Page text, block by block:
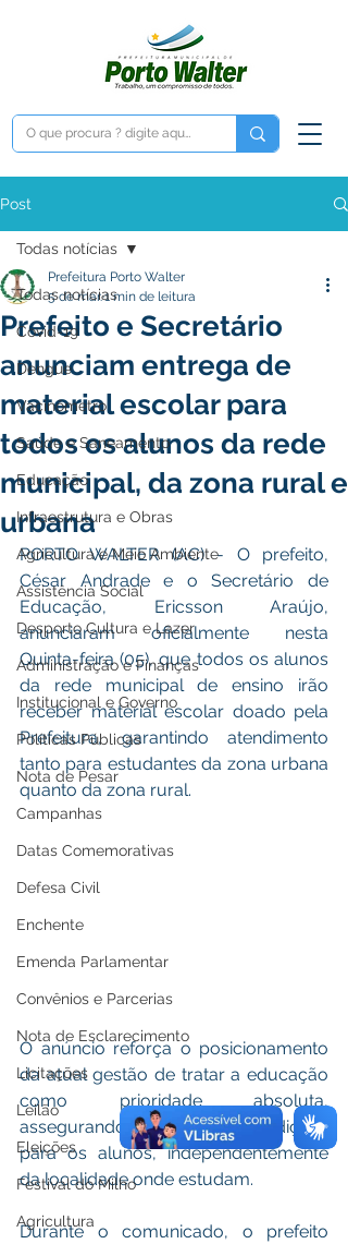
Post
Todas notícias
Covid-19
Dengue
Vacinômetro
Saúde e Saneamento
Educação
Infraestrutura e Obras
Agricultura e Meio Ambiente
Assistência Social
Desporto Cultura e Lazer
Administração e Finanças
Institucional e Governo
Políticas Públicas
Nota de Pesar
Campanhas
Datas Comemorativas
Defesa Civil
Enchente
Emenda Parlamentar
Convênios e Parcerias
Nota de Esclarecimento
Licitações
Leilão
Eleições
Festival do Milho
Agricultura
Todas notícias
Prefeito e Secretário
anunciam entrega de
material escolar para
todos os alunos da rede
municipal, da zona rural e
urbana
Prefeitura Porto Walter
5 de mar.1 min de leitura
PORTO WALTER (AC) - O prefeito,
César Andrade e o Secretário de
Educação, Ericsson Araújo,
anunciaram oficialmente nesta
Quinta-feira (05), que todos os alunos
da rede municipal de ensino irão
receber material escolar doado pela
Prefeitura, garantindo atendimento
tanto para estudantes da zona urbana
quanto da zona rural.
O anúncio reforça o posicionamento
da atual gestão de tratar a educação
como prioridade absoluta,
assegurando igualdade de condições
para os alunos, independentemente
da localidade onde estudam.
Durante o comunicado, o prefeito